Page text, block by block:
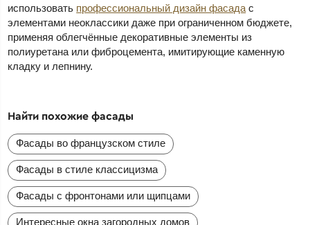
использовать профессиональный дизайн фасада с
элементами неоклассики даже при ограниченном бюджете,
применяя облегчённые декоративные элементы из
полиуретана или фиброцемента, имитирующие каменную
кладку и лепнину.
Найти похожие фасады
Фасады во французском стиле
Фасады в стиле классицизма
Фасады с фронтонами или щипцами
Интересные окна загородных домов